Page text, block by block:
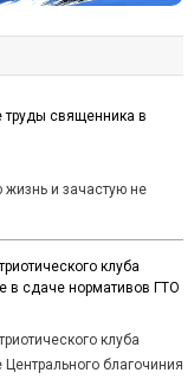
священника в
и зачастую не
клуба
в сдаче нормативов ГТО
клуба
Центрального благочиния